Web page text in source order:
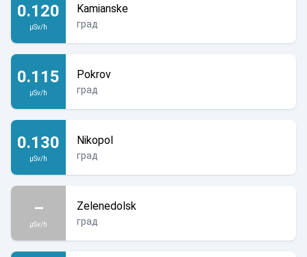
0.120
µSv/h
Kamianske
град
0.115
µSv/h
Pokrov
град
0.130
µSv/h
Nikopol
град
–
µSv/h
Zelenedolsk
град